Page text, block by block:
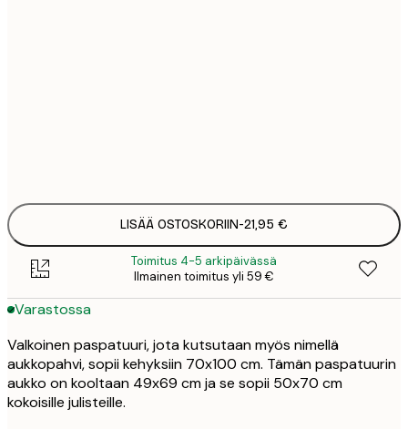
LISÄÄ OSTOSKORIIN-21,95 €
Toimitus 4-5 arkipäivässä
Ilmainen toimitus yli 59 €
Varastossa
Valkoinen paspatuuri, jota kutsutaan myös nimellä
aukkopahvi, sopii kehyksiin 70x100 cm. Tämän paspatuurin
aukko on kooltaan 49x69 cm ja se sopii 50x70 cm
kokoisille julisteille.